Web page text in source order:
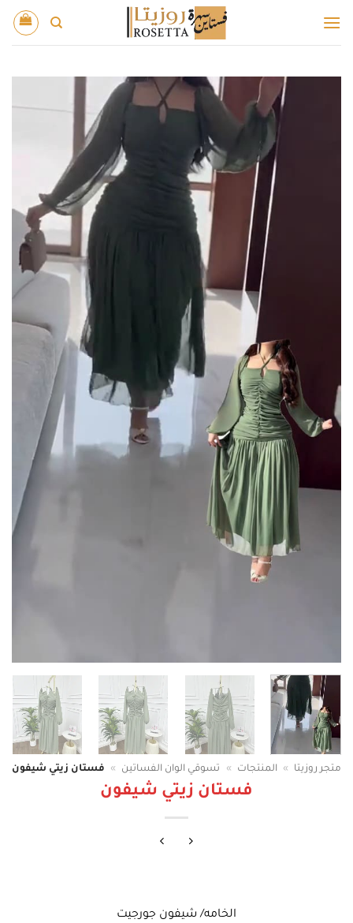
للمحتوى
متجر روزيتا » المنتجات » تسوقي الوان الفساتين » فستان زيتي شيفون
فستان زيتي شيفون
الخامه/ شيفون جورجيت